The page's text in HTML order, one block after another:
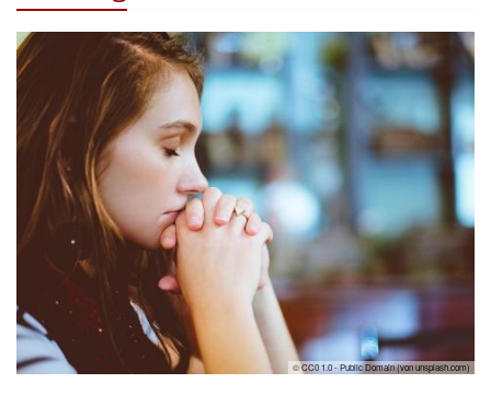
© CC0 1.0 - Public Domain (von unsplash.com)